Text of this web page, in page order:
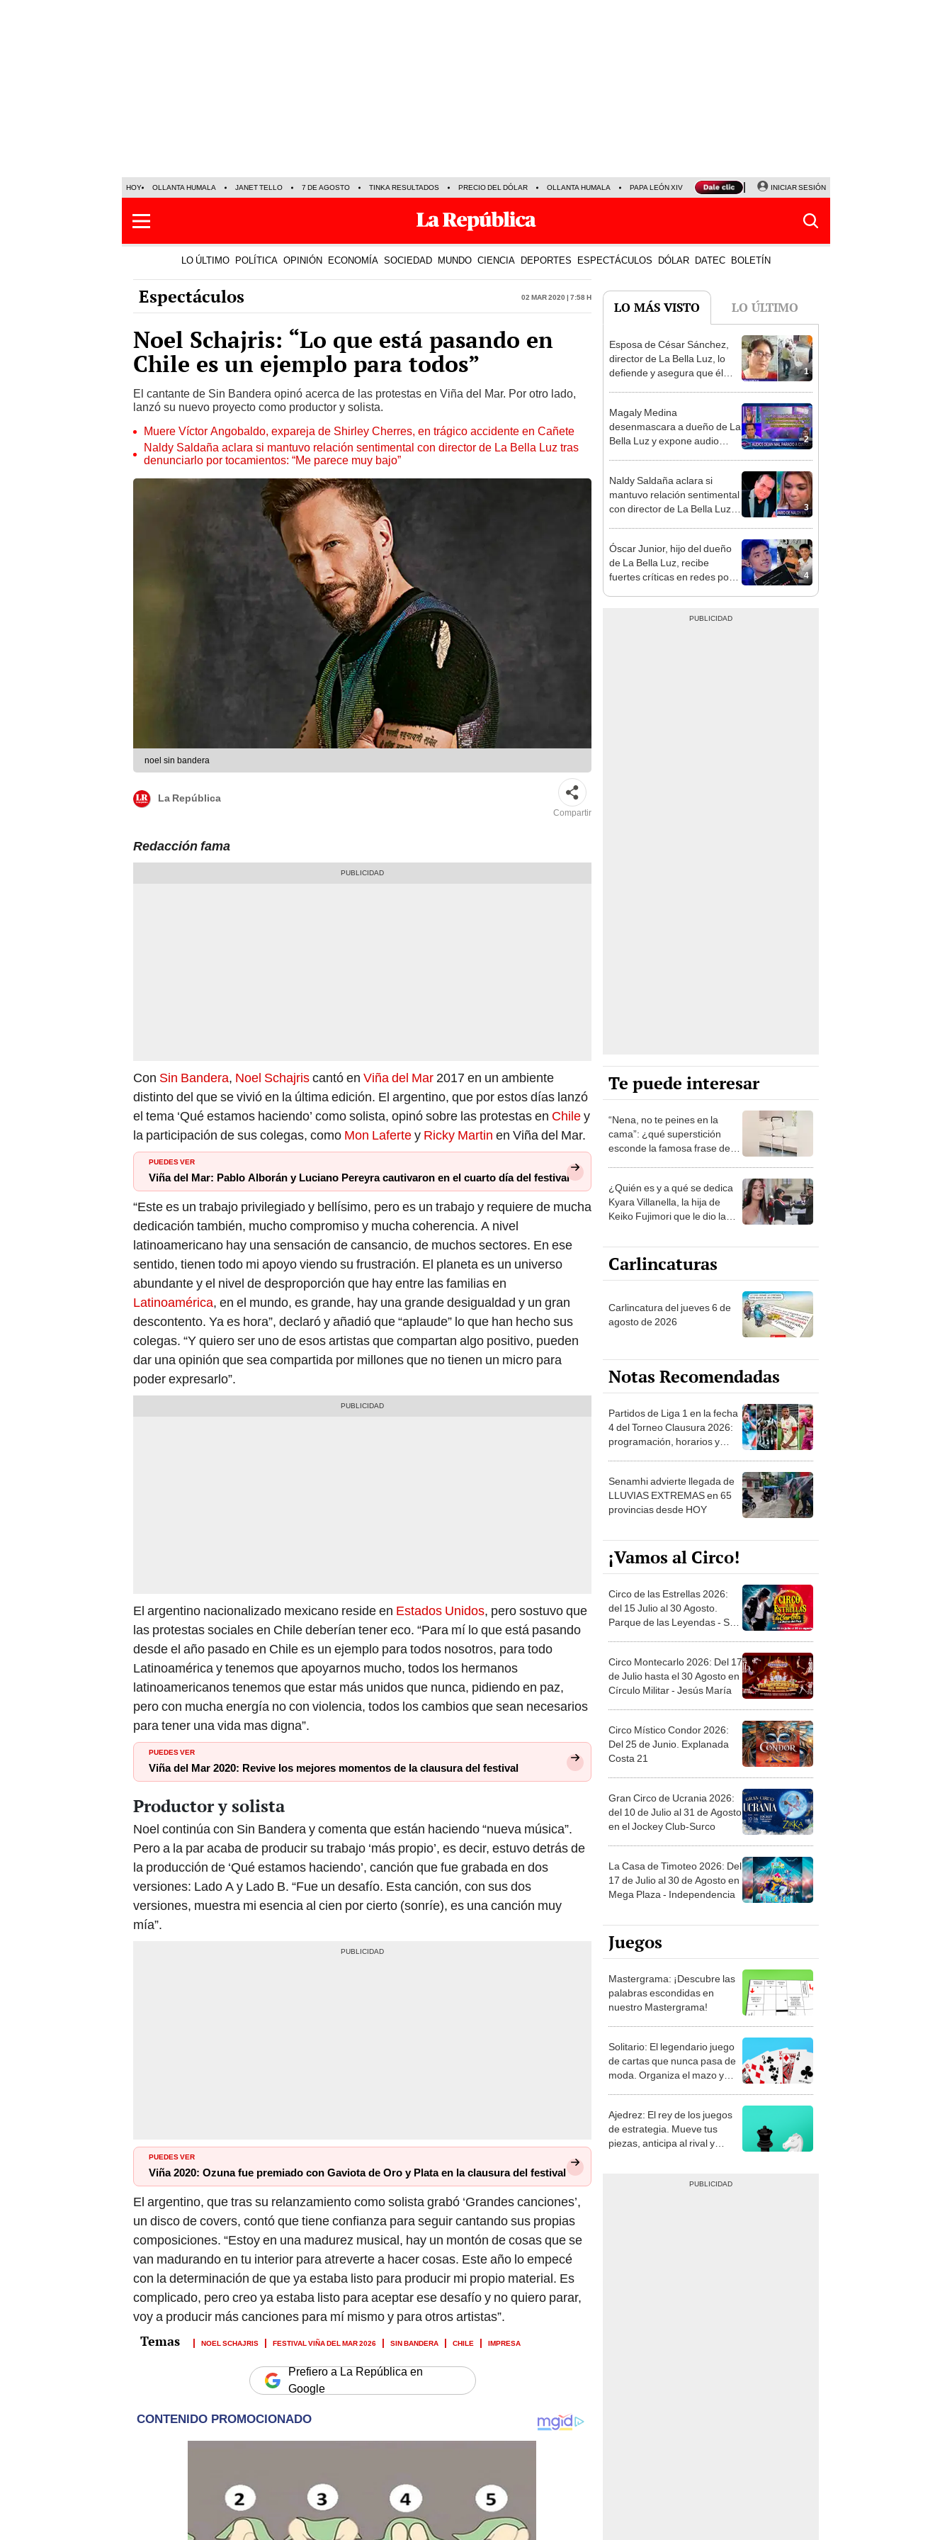
HOY OLLANTA HUMALA JANET TELLO 7 DE AGOSTO TINKA RESULTADOS PRECIO DEL DÓLAR OLLANTA HUMALA PAPA LEÓN XIV NALDY SALDAÑA LA BELLA LUZ
INICIAR SESIÓN
LO ÚLTIMO POLÍTICA OPINIÓN ECONOMÍA SOCIEDAD MUNDO CIENCIA DEPORTES ESPECTÁCULOS DÓLAR DATEC BOLETÍN
Espectáculos 02 Mar 2020 | 7:58 h
Noel Schajris: “Lo que está pasando en
Chile es un ejemplo para todos”
El cantante de Sin Bandera opinó acerca de las protestas en Viña del Mar. Por otro lado,
lanzó su nuevo proyecto como productor y solista.
Muere Víctor Angobaldo, expareja de Shirley Cherres, en trágico accidente en Cañete
Naldy Saldaña aclara si mantuvo relación sentimental con director de La Bella Luz tras
denunciarlo por tocamientos: “Me parece muy bajo”
noel sin bandera
La República
Compartir
Redacción fama
Con Sin Bandera, Noel Schajriscantó en Viña del Mar 2017 en un ambiente
distinto del que se vivió en la última edición. El argentino, que por estos días lanzó
el tema ‘Qué estamos haciendo’ como solista, opinó sobre las protestas en Chiley
la participación de sus colegas, como Mon Lafertey Ricky Martin en Viña del Mar.
PUEDES VER
Viña del Mar: Pablo Alborán y Luciano Pereyra cautivaron en el cuarto día del festival
“Este es un trabajo privilegiado y bellísimo, pero es un trabajo y requiere de mucha
dedicación también, mucho compromiso y mucha coherencia. A nivel
latinoamericano hay una sensación de cansancio, de muchos sectores. En ese
sentido, tienen todo mi apoyo viendo su frustración. El planeta es un universo
abundante y el nivel de desproporción que hay entre las familias en
Latinoamérica, en el mundo, es grande, hay una grande desigualdad y un gran
descontento. Ya es hora”, declaró y añadió que “aplaude” lo que han hecho sus
colegas. “Y quiero ser uno de esos artistas que compartan algo positivo, pueden
dar una opinión que sea compartida por millones que no tienen un micro para
poder expresarlo”.
El argentino nacionalizado mexicano reside en Estados Unidos, pero sostuvo que
las protestas sociales en Chile deberían tener eco. “Para mí lo que está pasando
desde el año pasado en Chile es un ejemplo para todos nosotros, para todo
Latinoamérica y tenemos que apoyarnos mucho, todos los hermanos
latinoamericanos tenemos que estar más unidos que nunca, pidiendo en paz,
pero con mucha energía no con violencia, todos los cambios que sean necesarios
para tener una vida mas digna”.
PUEDES VER
Viña del Mar 2020: Revive los mejores momentos de la clausura del festival
Productor y solista
Noel continúa con Sin Bandera y comenta que están haciendo “nueva música”.
Pero a la par acaba de producir su trabajo ‘más propio’, es decir, estuvo detrás de
la producción de ‘Qué estamos haciendo’, canción que fue grabada en dos
versiones: Lado A y Lado B. “Fue un desafío. Esta canción, con sus dos
versiones, muestra mi esencia al cien por cierto (sonríe), es una canción muy
mía”.
PUEDES VER
Viña 2020: Ozuna fue premiado con Gaviota de Oro y Plata en la clausura del festival
El argentino, que tras su relanzamiento como solista grabó ‘Grandes canciones’,
un disco de covers, contó que tiene confianza para seguir cantando sus propias
composiciones. “Estoy en una madurez musical, hay un montón de cosas que se
van madurando en tu interior para atreverte a hacer cosas. Este año lo empecé
con la determinación de que ya estaba listo para producir mi propio material. Es
complicado, pero creo ya estaba listo para aceptar ese desafío y no quiero parar,
voy a producir más canciones para mí mismo y para otros artistas”.
NOEL SCHAJRIS FESTIVAL VIÑA DEL MAR 2026 SIN BANDERA CHILE IMPRESA
Prefiero a La República en
Google
LO MÁS VISTO LO ÚLTIMO
1
Esposa de César Sánchez,
director de La Bella Luz, lo
defiende y asegura que él
dos años"
2
Magaly Medina
desenmascara a dueño de La
Bella Luz y expone audio
Sánchez
3
Naldy Saldaña aclara si
mantuvo relación sentimental
con director de La Bella Luz
bajo”
4
Óscar Junior, hijo del dueño
de La Bella Luz, recibe
fuertes críticas en redes por
Te puede interesar
“Nena, no te peines en la
cama”: ¿qué superstición
esconde la famosa frase de
¿Quién es y a qué se dedica
Kyara Villanella, la hija de
Keiko Fujimori que le dio la
Carlincaturas
Carlincatura del jueves 6 de
agosto de 2026
Notas Recomendadas
Partidos de Liga 1 en la fecha
4 del Torneo Clausura 2026:
programación, horarios y
Senamhi advierte llegada de
LLUVIAS EXTREMAS en 65
provincias desde HOY
¡Vamos al Circo!
Circo de las Estrellas 2026:
del 15 Julio al 30 Agosto.
Parque de las Leyendas - San
Circo Montecarlo 2026: Del 17
de Julio hasta el 30 Agosto en
Círculo Militar - Jesús María
Circo Místico Condor 2026:
Del 25 de Junio. Explanada
Costa 21
Gran Circo de Ucrania 2026:
del 10 de Julio al 31 de Agosto
en el Jockey Club-Surco
La Casa de Timoteo 2026: Del
17 de Julio al 30 de Agosto en
Mega Plaza - Independencia
Juegos
Mastergrama: ¡Descubre las
palabras escondidas en
nuestro Mastergrama!
Solitario: El legendario juego
de cartas que nunca pasa de
moda. Organiza el mazo y
Ajedrez: El rey de los juegos
de estrategia. Mueve tus
piezas, anticipa al rival y